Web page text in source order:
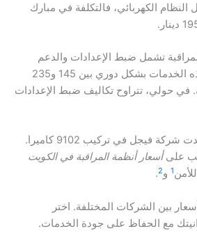
الكهربائي، فالتكلفة في مبارك
تشمل ضبط الإعدادات والدعم
الفني. تتراوح تكاليف هذه الخدمات بشكل دوري بين 145 و235
في حولي، تتراوح تكاليف ضبط الإعدادات
في العام الماضي، ساعدت شركة فيجل في تركيب 9102 كاميرا.
علىأسعار أنظمة المراقبة في الكويت
1 و2
.
بين الشركات المختلفة. اختر
مع الحفاظ على جودة الخدمات.